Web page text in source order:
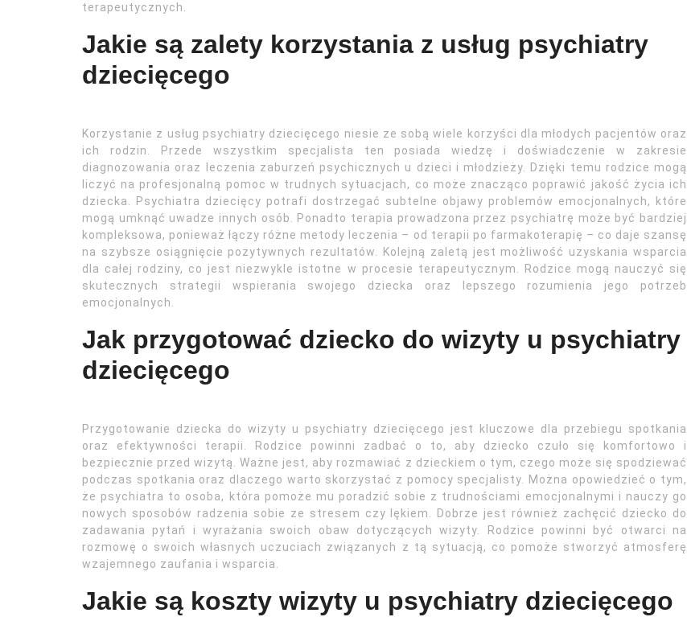
terapeutycznych.
Jakie są zalety korzystania z usług psychiatry
dziecięcego
Korzystanie z usług psychiatry dziecięcego niesie ze sobą wiele korzyści dla młodych pacjentów oraz
ich rodzin. Przede wszystkim specjalista ten posiada wiedzę i doświadczenie w zakresie
diagnozowania oraz leczenia zaburzeń psychicznych u dzieci i młodzieży. Dzięki temu rodzice mogą
liczyć na profesjonalną pomoc w trudnych sytuacjach, co może znacząco poprawić jakość życia ich
dziecka. Psychiatra dziecięcy potrafi dostrzegać subtelne objawy problemów emocjonalnych, które
mogą umknąć uwadze innych osób. Ponadto terapia prowadzona przez psychiatrę może być bardziej
kompleksowa, ponieważ łączy różne metody leczenia – od terapii po farmakoterapię – co daje szansę
na szybsze osiągnięcie pozytywnych rezultatów. Kolejną zaletą jest możliwość uzyskania wsparcia
dla całej rodziny, co jest niezwykle istotne w procesie terapeutycznym. Rodzice mogą nauczyć się
skutecznych strategii wspierania swojego dziecka oraz lepszego rozumienia jego potrzeb
emocjonalnych.
Jak przygotować dziecko do wizyty u psychiatry
dziecięcego
Przygotowanie dziecka do wizyty u psychiatry dziecięcego jest kluczowe dla przebiegu spotkania
oraz efektywności terapii. Rodzice powinni zadbać o to, aby dziecko czuło się komfortowo i
bezpiecznie przed wizytą. Ważne jest, aby rozmawiać z dzieckiem o tym, czego może się spodziewać
podczas spotkania oraz dlaczego warto skorzystać z pomocy specjalisty. Można opowiedzieć o tym,
że psychiatra to osoba, która pomoże mu poradzić sobie z trudnościami emocjonalnymi i nauczy go
nowych sposobów radzenia sobie ze stresem czy lękiem. Dobrze jest również zachęcić dziecko do
zadawania pytań i wyrażania swoich obaw dotyczących wizyty. Rodzice powinni być otwarci na
rozmowę o swoich własnych uczuciach związanych z tą sytuacją, co pomoże stworzyć atmosferę
wzajemnego zaufania i wsparcia.
Jakie są koszty wizyty u psychiatry dziecięcego